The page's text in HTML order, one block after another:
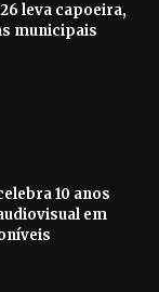
leva capoeira,
municipais
10 anos
em